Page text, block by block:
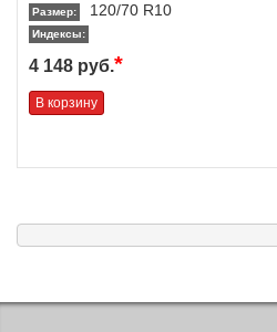
Размер: 120/70 R10
Индексы:
4 148 руб.*
В корзину